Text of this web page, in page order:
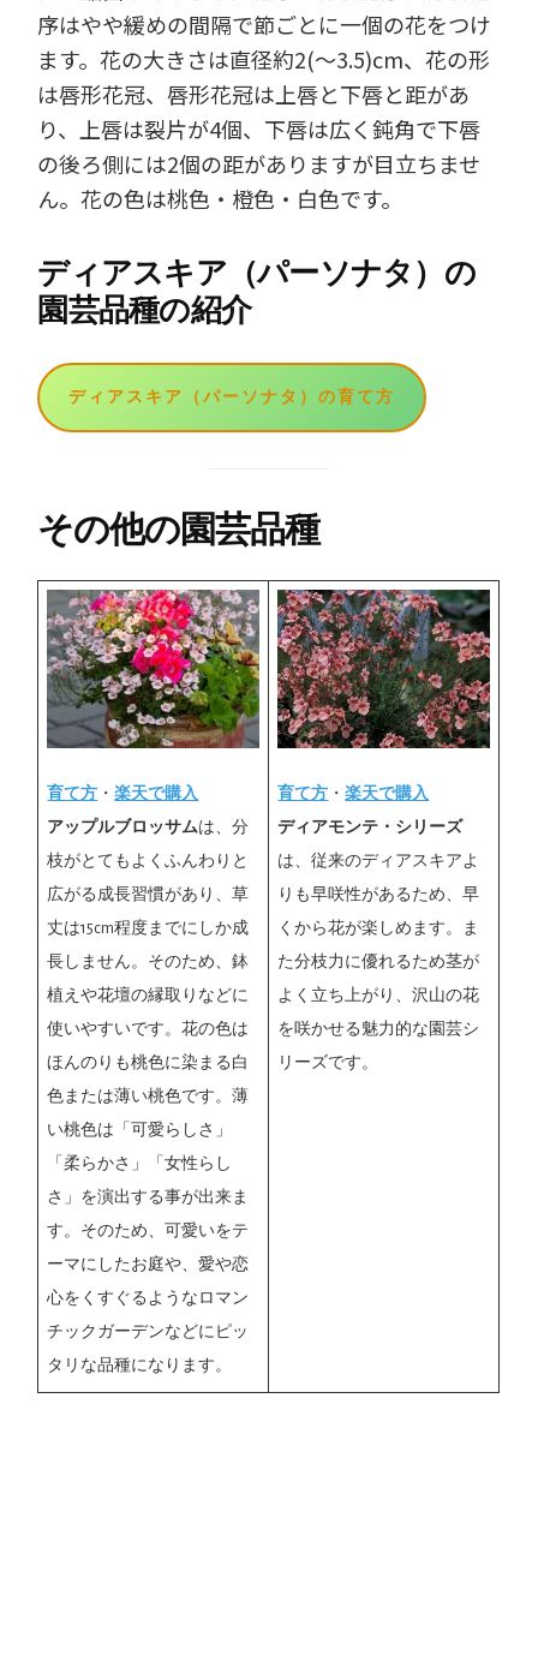
序はやや緩めの間隔で節ごとに一個の花をつけ
ます。花の大きさは直径約2(～3.5)cm、花の形
は唇形花冠、唇形花冠は上唇と下唇と距があ
り、上唇は裂片が4個、下唇は広く鈍角で下唇
の後ろ側には2個の距がありますが目立ちませ
ん。花の色は桃色・橙色・白色です。
ディアスキア（パーソナタ）の
園芸品種の紹介
ディアスキア（パーソナタ）の育て方
その他の園芸品種
育て方 ・楽天で購入
アップルブロッサムは、分
枝がとてもよくふんわりと
広がる成長習慣があり、草
丈は15cm程度までにしか成
長しません。そのため、鉢
植えや花壇の縁取りなどに
使いやすいです。花の色は
ほんのりも桃色に染まる白
色または薄い桃色です。薄
い桃色は「可愛らしさ」
「柔らかさ」「女性らし
さ」を演出する事が出来ま
す。そのため、可愛いをテ
ーマにしたお庭や、愛や恋
心をくすぐるようなロマン
チックガーデンなどにピッ
タリな品種になります。
育て方 ・楽天で購入
ディアモンテ・シリーズ
は、従来のディアスキアよ
りも早咲性があるため、早
くから花が楽しめます。ま
た分枝力に優れるため茎が
よく立ち上がり、沢山の花
を咲かせる魅力的な園芸シ
リーズです。